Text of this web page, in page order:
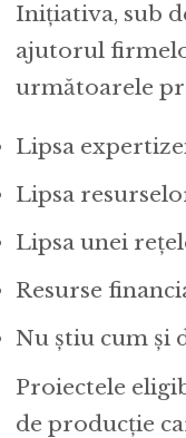
Inițiativa, sub
ajutorul
următoarele
Lipsa
Lipsa
Lipsa unei
Resurse
Nu știu cum și
Proiectele
de producție